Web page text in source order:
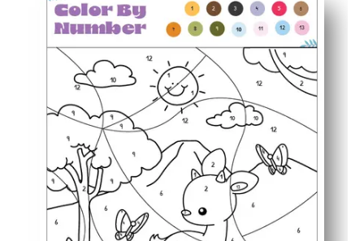
培养关键技能-数字识别、颜色匹配、注意力和遵循指示
适合精细动作-形状内着色可增强铅笔握力和手眼协调能
激励人心——孩子们保持参与度，发现一张有趣的照片